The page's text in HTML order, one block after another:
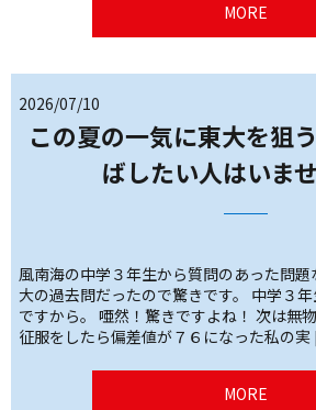
MORE
2026/07/10
この夏の一気に東大を狙
ばしたい人はいま
風南海の中学３年生から質問のあった問
大の過去問だったので驚きです。 中学３
ですから。 唖然！驚きですよね！ 次は無
征服をしたら偏差値が７６になった私の
MORE